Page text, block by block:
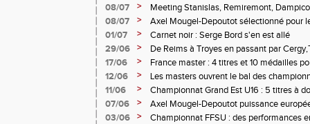
08/07
>
Meeting Stanislas, Remiremont,
08/07
>
Axel Mougel-Depoutot sélectionné pour
U18
01/07 >
Carnet noir : Serge Bord s'en est allé
29/06
>
De Reims à Troyes en passant par
performances étaient au rendez-vous
17/06 >
France master : 4 titres et 10 médailles
12/06
>
Les masters ouvrent le bal des
11/06
>
Championnat Grand Est U16 : 5 titres à
07/06
>
Axel Mougel-Depoutot puissance
03/06
>
Championnat FFSU : des performances